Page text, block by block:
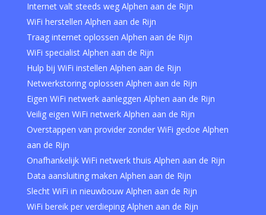
Internet valt steeds weg Alphen aan de Rijn
WiFi herstellen Alphen aan de Rijn
Traag internet oplossen Alphen aan de Rijn
WiFi specialist Alphen aan de Rijn
Hulp bij WiFi instellen Alphen aan de Rijn
Netwerkstoring oplossen Alphen aan de Rijn
Eigen WiFi netwerk aanleggen Alphen aan de Rijn
Veilig eigen WiFi netwerk Alphen aan de Rijn
Overstappen van provider zonder WiFi gedoe Alphen
aan de Rijn
Onafhankelijk WiFi netwerk thuis Alphen aan de Rijn
Data aansluiting maken Alphen aan de Rijn
Slecht WiFi in nieuwbouw Alphen aan de Rijn
WiFi bereik per verdieping Alphen aan de Rijn